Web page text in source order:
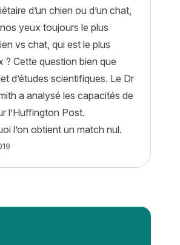
d’un chien ou d’un chat,
yeux toujours le plus
vs chat, qui est le plus
? Cette question bien que
d’études scientifiques. Le Dr
a analysé les capacités de
l’Huffington Post.
l’on obtient un match nul.